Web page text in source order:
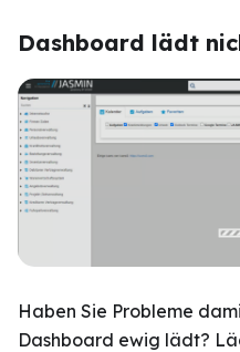
Dashboard lädt
Haben Sie Probleme
Dashboard ewig lädt?